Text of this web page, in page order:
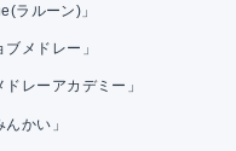
ラルーン)」
メドレー」
レーアカデミー」
かい」